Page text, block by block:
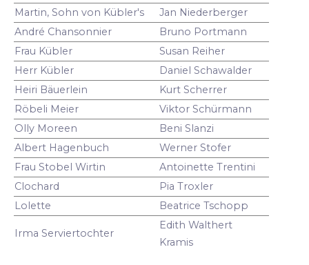
Martin, Sohn von Kübler's
Jan Niederberger
André Chansonnier
Bruno Portmann
Frau Kübler
Susan Reiher
Herr Kübler
Daniel Schawalder
Heiri Bäuerlein
Kurt Scherrer
Röbeli Meier
Viktor Schürmann
Olly Moreen
Beni Slanzi
Albert Hagenbuch
Werner Stofer
Frau Stobel Wirtin
Antoinette Trentini
Clochard
Pia Troxler
Lolette
Beatrice Tschopp
Irma Serviertochter
Edith Walthert
Kramis